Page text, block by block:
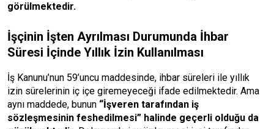
görülmektedir.
İşçinin İşten Ayrılması Durumunda İhbar
Süresi İçinde Yıllık İzin Kullanılması
İş Kanunu’nun 59’uncu maddesinde, ihbar süreleri ile yıllık
izin sürelerinin iç içe giremeyeceği ifade edilmektedir. Ama
aynı maddede, bunun “İşveren tarafından iş
sözleşmesinin feshedilmesi” halinde geçerli olduğu da